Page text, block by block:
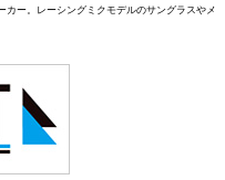
カー。レーシングミクモデルのサングラスやメ